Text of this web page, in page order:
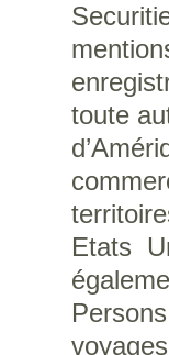
toute
Etats